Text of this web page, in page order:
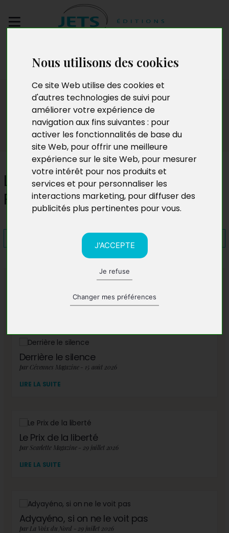
Nous utilisons des cookies
Ce site Web utilise des cookies et
d'autres technologies de suivi pour
améliorer votre expérience de
navigation aux fins suivantes : pour
activer les fonctionnalités de base du
site Web, pour offrir une meilleure
expérience sur le site Web, pour mesurer
votre intérêt pour nos produits et
services et pour personnaliser les
interactions marketing, pour diffuser des
publicités plus pertinentes pour vous.
J'ACCEPTE
Je refuse
Changer mes préférences
manuscrit
Presse
L'éléphant blessé (Janine
Pham)
A lire également
Derrière le silence
par Cévennes Magazine - 15 août 2026
LIRE LA SUITE
Le Prix de la liberté
par Scarlette Magazine - 29 juillet 2026
LIRE LA SUITE
Adyayéno, si on ne le voit pas
par La Voix du Nord - 29 juillet 2026